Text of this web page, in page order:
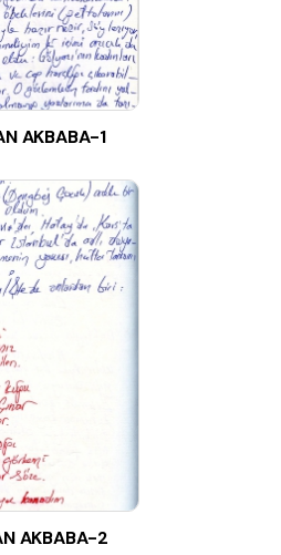
AKBABA-1
AKBABA-2